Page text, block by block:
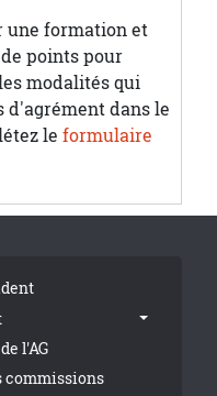
une formation et
points pour
modalités qui
d'agrément dans le
le formulaire
l'AG
commissions